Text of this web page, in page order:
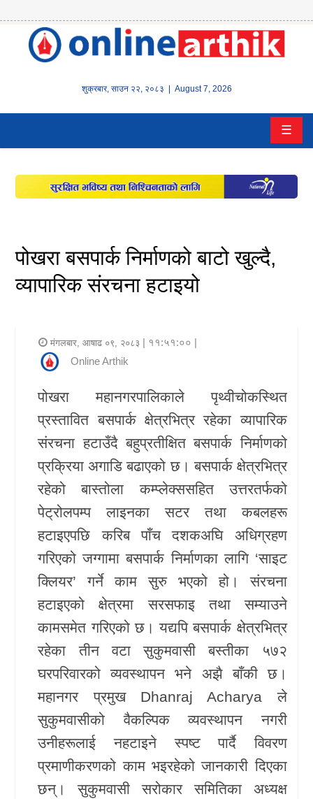
शुक्रबार, साउन २२, २०८३ | August 7, 2026
होम
वित्त
इन्स्योरेन्स
पूँजीबजार
अटो
राजनीति
भिडियो
समाचार
सूचना
प्रविधि
शिक्षा
खेलकुद
☰
पोखरा बसपार्क निर्माणको बाटो खुल्दै,
व्यापारिक संरचना हटाइयो
मंगलबार, आषाढ ०९, २०८३ | ११:५१:०० |
Online Arthik
पोखरा महानगरपालिकाले पृथ्वीचोकस्थित
प्रस्तावित बसपार्क क्षेत्रभित्र रहेका व्यापारिक
संरचना हटाउँदै बहुप्रतीक्षित बसपार्क निर्माणको
प्रक्रिया अगाडि बढाएको छ। बसपार्क क्षेत्रभित्र
रहेको बास्तोला कम्प्लेक्ससहित उत्तरतर्फको
पेट्रोलपम्प लाइनका सटर तथा कबलहरू
हटाइएपछि करिब पाँच दशकअघि अधिग्रहण
गरिएको जग्गामा बसपार्क निर्माणका लागि ‘साइट
क्लियर’ गर्ने काम सुरु भएको हो। संरचना
हटाइएको क्षेत्रमा सरसफाइ तथा सम्याउने
कामसमेत गरिएको छ। यद्यपि बसपार्क क्षेत्रभित्र
रहेका तीन वटा सुकुमवासी बस्तीका ५७२
घरपरिवारको व्यवस्थापन भने अझै बाँकी छ।
महानगर प्रमुख Dhanraj Acharya ले
सुकुमवासीको वैकल्पिक व्यवस्थापन नगरी
उनीहरूलाई नहटाइने स्पष्ट पार्दै विवरण
प्रमाणीकरणको काम भइरहेको जानकारी दिएका
छन्। सुकुमवासी सरोकार समितिका अध्यक्ष